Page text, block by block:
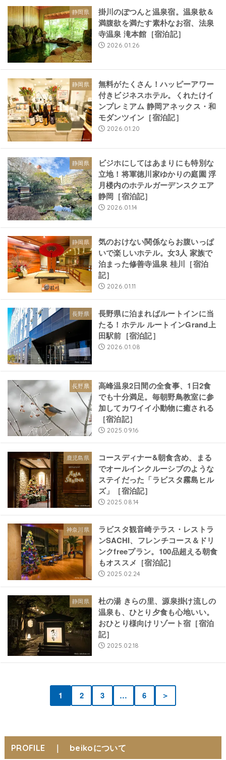
静岡県
掛川のぽつんと温泉宿。温泉欲＆
満腹欲を満たす素朴なお宿、法泉
寺温泉 滝本館［宿泊記］
2026.01.26
静岡県
無料がたくさん！ハッピーアワー
付きビジネスホテル。くれたけイ
ンプレミアム 静岡アネックス・和
モダンツイン［宿泊記］
2026.01.20
静岡県
ビジホにしてはあまりにも特別な
立地！将軍徳川家ゆかりの庭園 浮
月楼内のホテルガーデンスクエア
静岡［宿泊記］
2026.01.14
静岡県
気のおけない関係ならお腹いっぱ
いで楽しいホテル。女3人 家族で
泊まった修善寺温泉 桂川［宿泊
記］
2026.01.11
長野県
長野県に泊まればルートインに当
たる！ホテル ルートインGrand上
田駅前［宿泊記］
2026.01.08
長野県
高峰温泉2日間の全食事、1日2食
でも十分満足。毎朝野鳥教室に参
加してカワイイ小動物に癒される
［宿泊記］
2025.09.16
鹿児島県
コースディナー&朝食含め、まる
でオールインクルーシブのような
ステイだった「ラビスタ霧島ヒル
ズ」［宿泊記］
2025.08.14
神奈川県
ラビスタ観音崎テラス・レストラ
ンSACHI、フレンチコース＆ドリ
ンクfreeプラン。100品超える朝食
もオススメ［宿泊記］
2025.02.24
静岡県
杜の湯 きらの里、源泉掛け流しの
温泉も、ひとり夕食も心地いい。
おひとり様向けリゾート宿［宿泊
記］
2025.02.18
1 2 3 … 6 ＞
PROFILE ｜ beikoについて